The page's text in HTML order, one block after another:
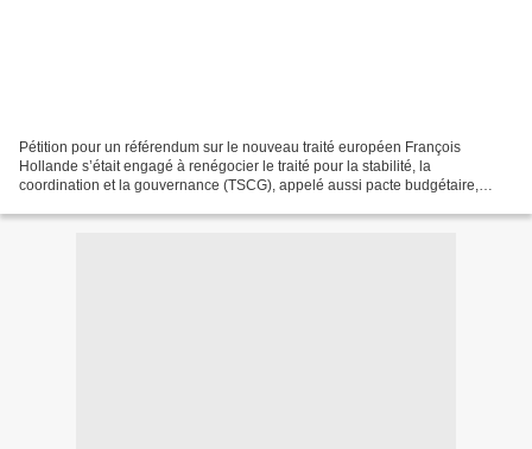
Pétition pour un référendum sur le nouveau traité européen François
Hollande s’était engagé à renégocier le traité pour la stabilité, la
coordination et la gouvernance (TSCG), appelé aussi pacte budgétaire,